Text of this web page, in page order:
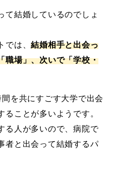
て結婚しているのでしょ
では、結婚相手と出会っ
職場」、次いで「学校・
を共にすごす大学で出会
ることが多いようです。
る人が多いので、病院で
者と出会って結婚するパ